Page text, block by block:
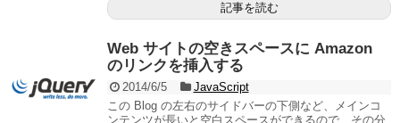
記事を読む
Web サイトの空きスペースに Amazon
のリンクを挿入する
2014/6/5
JavaScript
この Blog の左右のサイドバーの下側など、メインコ
ンテンツが長いと空白スペースができるので、その分